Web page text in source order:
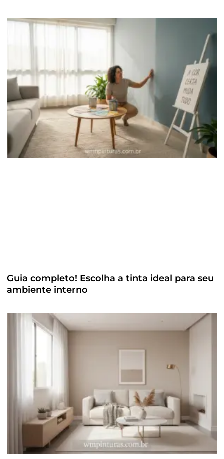
Guia completo! Escolha a tinta ideal para seu
ambiente interno